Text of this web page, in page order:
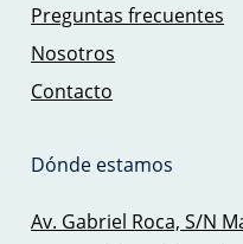
Preguntas frecuentes
Nosotros
Contacto
Dónde estamos
Av. Gabriel Roca, S/N